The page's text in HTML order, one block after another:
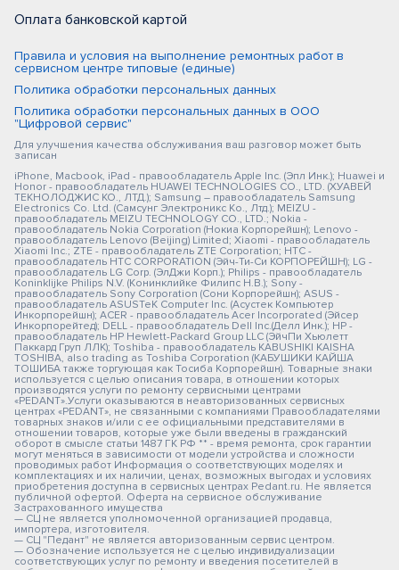
Оплата банковской картой
Правила и условия на выполнение ремонтных работ в
сервисном центре типовые (единые)
Политика обработки персональных данных
Политика обработки персональных данных в ООО
"Цифровой сервис"
Для улучшения качества обслуживания ваш разговор может быть
записан
iPhone, Macbook, iPad - правообладатель Apple Inc. (Эпл Инк.); Huawei и
Honor - правообладатель HUAWEI TECHNOLOGIES CO., LTD. (ХУАВЕЙ
ТЕКНОЛОДЖИС КО., ЛТД.); Samsung – правообладатель Samsung
Electronics Co. Ltd. (Самсунг Электроникс Ко., Лтд.); MEIZU -
правообладатель MEIZU TECHNOLOGY CO., LTD.; Nokia -
правообладатель Nokia Corporation (Нокиа Корпорейшн); Lenovo -
правообладатель Lenovo (Beijing) Limited; Xiaomi - правообладатель
Xiaomi Inc.; ZTE - правообладатель ZTE Corporation; HTC -
правообладатель HTC CORPORATION (Эйч-Ти-Си КОРПОРЕЙШН); LG -
правообладатель LG Corp. (ЭлДжи Корп.); Philips - правообладатель
Koninklijke Philips N.V. (Конинклийке Филипс Н.В.); Sony -
правообладатель Sony Corporation (Сони Корпорейшн); ASUS -
правообладатель ASUSTeK Computer Inc. (Асустек Компьютер
Инкорпорейшн); ACER - правообладатель Acer Incorporated (Эйсер
Инкорпорейтед); DELL - правообладатель Dell Inc.(Делл Инк.); HP -
правообладатель HP Hewlett-Packard Group LLC (ЭйчПи Хьюлетт
Паккард Груп ЛЛК); Toshiba - правообладатель KABUSHIKI KAISHA
TOSHIBA, also trading as Toshiba Corporation (КАБУШИКИ КАЙША
ТОШИБА также торгующая как Тосиба Корпорейшн). Товарные знаки
используется с целью описания товара, в отношении которых
производятся услуги по ремонту сервисными центрами
«PEDANT».Услуги оказываются в неавторизованных сервисных
центрах «PEDANT», не связанными с компаниями Правообладателями
товарных знаков и/или с ее официальными представителями в
отношении товаров, которые уже были введены в гражданский
оборот в смысле статьи 1487 ГК РФ ** - время ремонта, срок гарантии
могут меняться в зависимости от модели устройства и сложности
проводимых работ Информация о соответствующих моделях и
комплектациях и их наличии, ценах, возможных выгодах и условиях
приобретения доступна в сервисных центрах Pedant.ru. Не является
публичной офертой. Оферта на сервисное обслуживание
Застрахованного имущества
— СЦ не является уполномоченной организацией продавца,
импортера, изготовителя.
— СЦ "Педант" не является авторизованным сервис центром.
— Обозначение используется не с целью индивидуализации
соответствующих услуг по ремонту и введения посетителей в